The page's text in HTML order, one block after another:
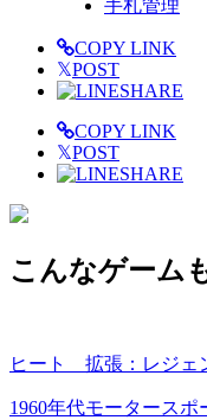
手札管理
COPY LINK
𝕏POST
SHARE
COPY LINK
𝕏POST
SHARE
こんなゲーム
ヒート 拡張：レジェ
1960年代モータース